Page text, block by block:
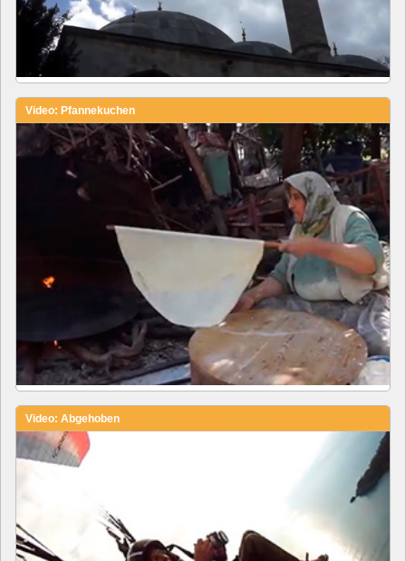
Video: Pfannekuchen
Video: Abgehoben